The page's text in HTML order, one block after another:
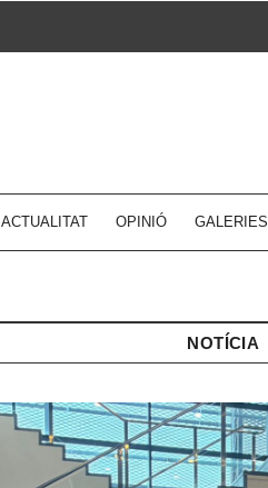
ACTUALITAT OPINIÓ GALERIES
NOTÍCIA